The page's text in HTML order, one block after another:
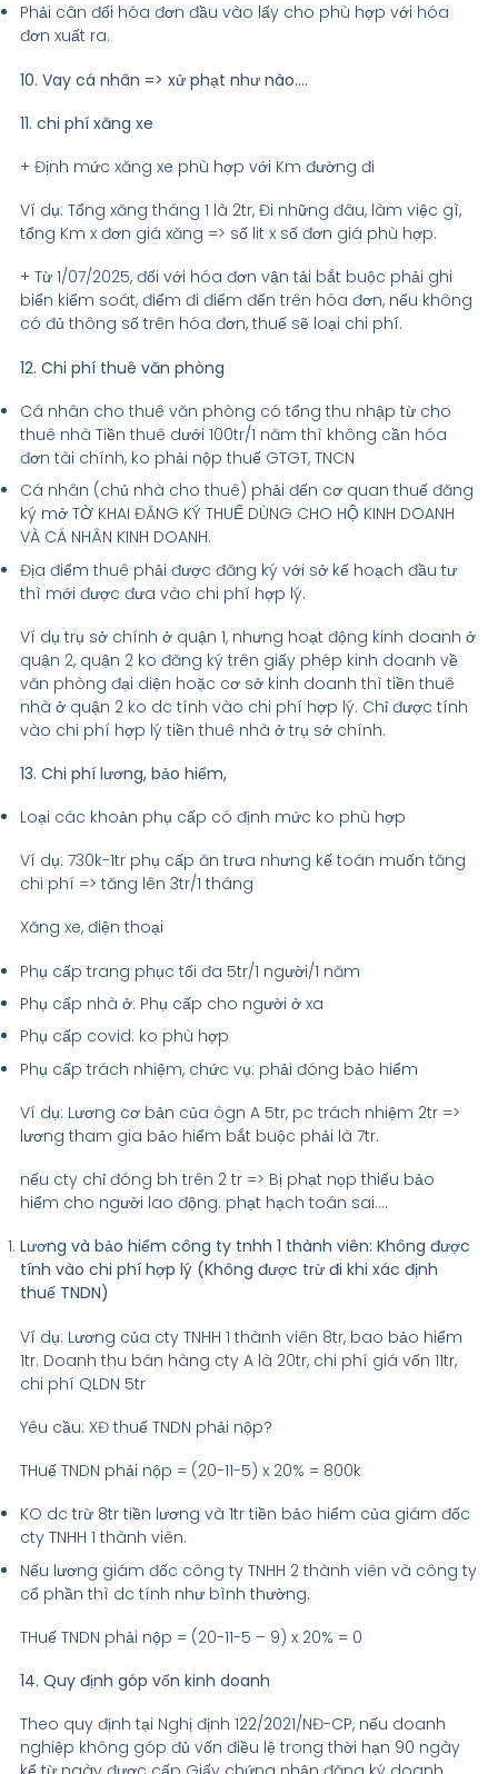
Phải cân đối hóa đơn đầu vào lấy cho phù hợp với hóa
đơn xuất ra.
10. Vay cá nhân => xử phạt như nào….
11. chi phí xăng xe
+ Định mức xăng xe phù hợp với Km đường đi
Ví dụ: Tổng xăng tháng 1 là 2tr, Đi những đâu, làm việc gì,
tổng Km x đơn giá xăng => số lit x số đơn giá phù hợp.
+ Từ 1/07/2025, đối với hóa đơn vận tải bắt buộc phải ghi
biển kiểm soát, điểm đi điểm đến trên hóa đơn, nếu không
có đủ thông số trên hóa đơn, thuế sẽ loại chi phí.
12. Chi phí thuê văn phòng
Cá nhân cho thuê văn phòng có tổng thu nhập từ cho
thuê nhà Tiền thuê dưới 100tr/1 năm thì không cần hóa
đơn tài chính, ko phải nộp thuế GTGT, TNCN
Cá nhân (chủ nhà cho thuê) phải đến cơ quan thuế đăng
ký mở TỜ KHAI ĐĂNG KÝ THUẾ DÙNG CHO HỘ KINH DOANH
VÀ CÁ NHÂN KINH DOANH.
Địa điểm thuê phải được đăng ký với sở kế hoạch đầu tư
thì mới được đưa vào chi phí hợp lý.
Ví dụ trụ sở chính ở quận 1, nhưng hoạt động kinh doanh ở
quận 2, quận 2 ko đăng ký trên giấy phép kinh doanh về
văn phòng đại diện hoặc cơ sở kinh doanh thì tiền thuê
nhà ở quận 2 ko dc tính vào chi phí hợp lý. Chỉ được tính
vào chi phí hợp lý tiền thuê nhà ở trụ sở chính.
13. Chi phí lương, bảo hiểm,
Loại các khoản phụ cấp có định mức ko phù hợp
Ví dụ: 730k-1tr phụ cấp ăn trưa nhưng kế toán muốn tăng
chi phí => tăng lên 3tr/1 tháng
Xăng xe, điện thoại
Phụ cấp trang phục tối đa 5tr/1 người/1 năm
Phụ cấp nhà ở: Phụ cấp cho người ở xa
Phụ cấp covid: ko phù hợp
Phụ cấp trách nhiệm, chức vụ: phải đóng bảo hiểm
Ví dụ: Lương cơ bản của ôgn A 5tr, pc trách nhiệm 2tr =>
lương tham gia bảo hiểm bắt buộc phải là 7tr.
nếu cty chỉ đóng bh trên 2 tr => Bị phạt nọp thiếu bảo
hiểm cho người lao động. phạt hạch toán sai….
Lương và bảo hiểm công ty tnhh 1 thành viên: Không được
tính vào chi phí hợp lý (Không được trừ đi khi xác định
thuế TNDN)
Ví dụ: Lương của cty TNHH 1 thành viên 8tr, bao bảo hiểm
1tr. Doanh thu bán hàng cty A là 20tr, chi phí giá vốn 11tr,
chi phí QLDN 5tr
Yêu cầu: XĐ thuế TNDN phải nộp?
THuế TNDN phải nộp = (20-11-5) x 20% = 800k
KO dc trừ 8tr tiền lương và 1tr tiền bảo hiểm của giám đốc
cty TNHH 1 thành viên.
Nếu lương giám đốc công ty TNHH 2 thành viên và công ty
cổ phần thì dc tính như bình thường.
THuế TNDN phải nộp = (20-11-5 – 9) x 20% = 0
14. Quy định góp vốn kinh doanh
Theo quy định tại Nghị định 122/2021/NĐ-CP, nếu doanh
nghiệp không góp đủ vốn điều lệ trong thời hạn 90 ngày